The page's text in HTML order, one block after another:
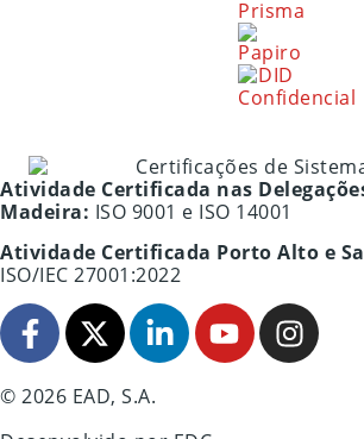
Atividade Certificada nas
Madeira: ISO 9001 e ISO 14001
Atividade Certificada Porto Alto e
ISO/IEC 27001:2022
© 2026 EAD, S.A.